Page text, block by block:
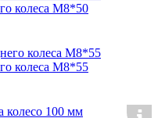
колеса M8*50
колеса M8*55